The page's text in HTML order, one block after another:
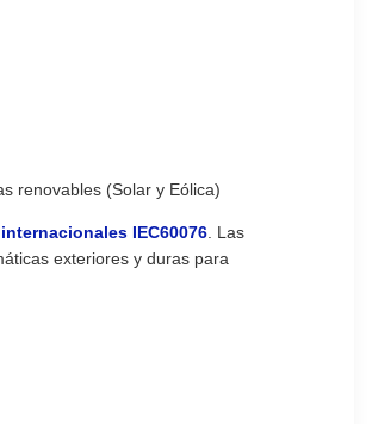
renovables (Solar y Eólica)
IEC60076 . Las
exteriores y duras para